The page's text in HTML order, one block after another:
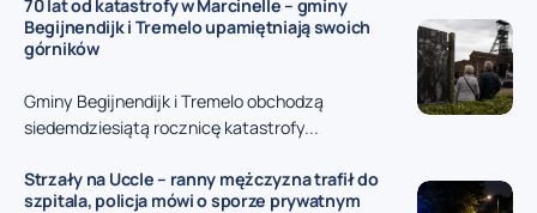
70 lat od katastrofy w Marcinelle – gminy
Begijnendijk i Tremelo upamiętniają swoich
górników
Gminy Begijnendijk i Tremelo obchodzą
siedemdziesiątą rocznicę katastrofy...
Strzały na Uccle – ranny mężczyzna trafił do
szpitala, policja mówi o sporze prywatnym